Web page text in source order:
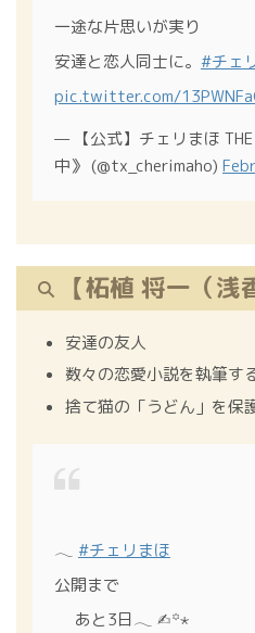
一途な片思いが実り
安達と恋人同士に。 #チェ
pic.twitter.com/
— 【公式】チェリまほ
中》 (@tx_cherimaho)
【柘植 将一（浅
安達の友人
数々の恋愛小説を執筆す
捨て猫の「うどん」を保
𓂃 #チェリまほ
公開まで
あと3日𓂃 ✍︎꙳⋆